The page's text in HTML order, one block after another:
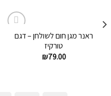
הוסףראנר מגן חום לשולחן – דגם
טורקיז
₪79.00